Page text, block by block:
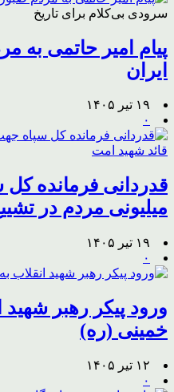
سرودی بی‌کلام برای تاریخ
پیام امیر حاتمی به
ایران
۱۹ تیر ۱۴۰۵
۰
قدردانی فرمانده
میلیونی مردم در
۱۹ تیر ۱۴۰۵
۰
ورود پیکر رهبر
خمینی (ره)
۱۲ تیر ۱۴۰۵
۰